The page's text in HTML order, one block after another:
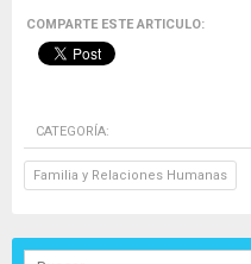
COMPARTE ESTE ARTICULO:
CATEGORÍA:
Familia y Relaciones Humanas